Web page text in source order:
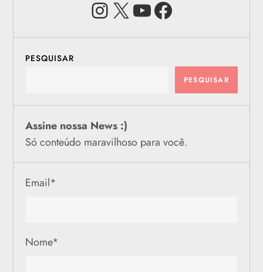
PESQUISAR
PESQUISAR
Assine nossa News :)
Só conteúdo maravilhoso para você.
Email*
Nome*